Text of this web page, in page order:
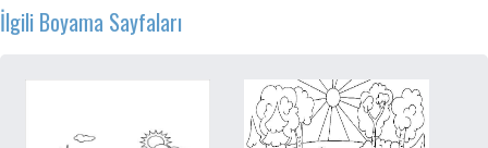
İlgili Boyama Sayfaları